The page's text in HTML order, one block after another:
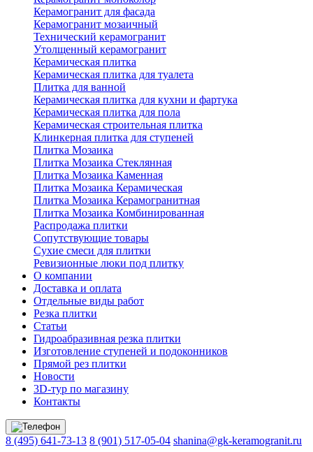
Керамогранит для фасада
Керамогранит мозаичный
Технический керамогранит
Утолщенный керамогранит
Керамическая плитка
Керамическая плитка для туалета
Плитка для ванной
Керамическая плитка для кухни и фартука
Керамическая плитка для пола
Керамическая строительная плитка
Клинкерная плитка для ступеней
Плитка Мозаика
Плитка Мозаика Стеклянная
Плитка Мозаика Каменная
Плитка Мозаика Керамическая
Плитка Мозаика Керамогранитная
Плитка Мозаика Комбинированная
Распродажа плитки
Сопутствующие товары
Сухие смеси для плитки
Ревизионные люки под плитку
О компании
Доставка и оплата
Отдельные виды работ
Резка плитки
Статьи
Гидроабразивная резка плитки
Изготовление ступеней и подоконников
Прямой рез плитки
Новости
3D-тур по магазину
Контакты
8 (495) 641-73-13 8 (901) 517-05-04 shanina@gk-keramogranit.ru